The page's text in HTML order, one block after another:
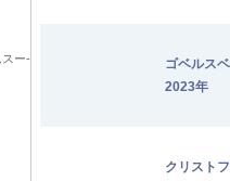
ー-
ゴベルス
2023年
クリスト